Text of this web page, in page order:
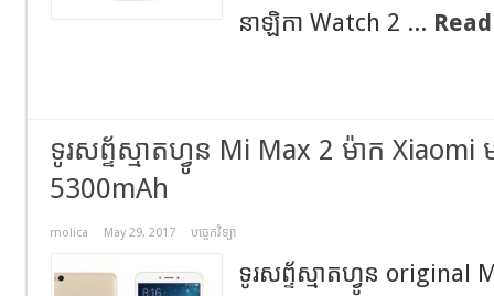
នាឡិកា Watch 2 ...
ទូរសព្ទ័ស្មាតហ្វូន Mi Max 2 ម៉ាក
5300mAh
molica May 29, 2017 បច្ចេកវិទ្យា
ទូរសព្ទ័ស្មាតហ្វូន original